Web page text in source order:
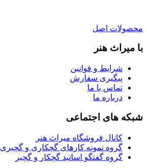
محصولات اصل
با میراث هنر
شرایط و قوانین
پیگیری سفارش
تماس با ما
درباره ما
شبکه های اجتماعی
کانال فروشگاه میراث هنر
گروه نمونه کارهای گچکاری و گچبری
گروه گفتگو اساتید گچکار و گچبر